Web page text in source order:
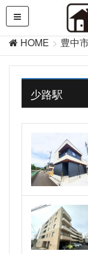
HOME 豊中
少路駅